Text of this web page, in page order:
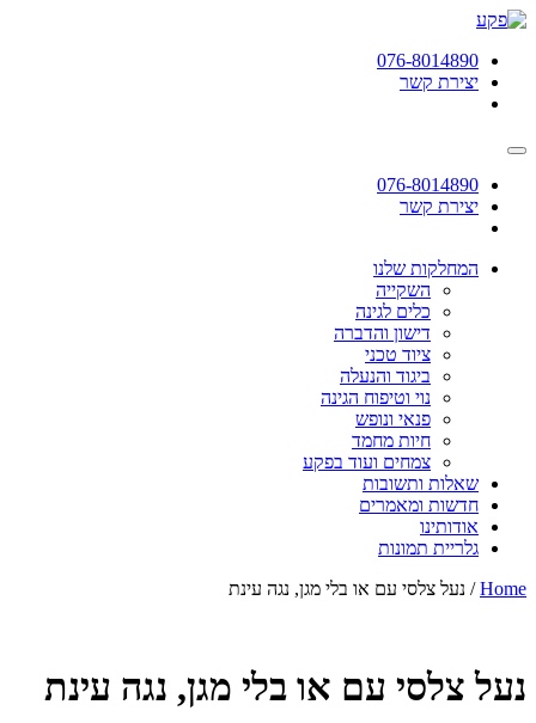
תחילתו
אינטרנט,
לחץ
כדי
לאזור
תוכן
מרכזי
076-8014890
יצירת קשר
076-8014890
יצירת קשר
המחלקות שלנו
השקייה
כלים לגינה
דישון והדברה
ציוד טכני
ביגוד והנעלה
נוי וטיפוח הגינה
פנאי ונופש
חיות מחמד
צמחים ועוד בפקע
שאלות ותשובות
חדשות ומאמרים
אודותינו
גלריית תמונות
Home/ נעל צלסי עם או בלי מגן, נגה עינת
נעל צלסי עם או בלי מגן, נגה עינת